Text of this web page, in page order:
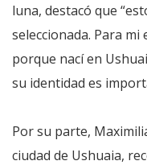
luna, destacó que
seleccionada. Para
porque nací en
su identidad es
Por su parte,
ciudad de Ushuaia,